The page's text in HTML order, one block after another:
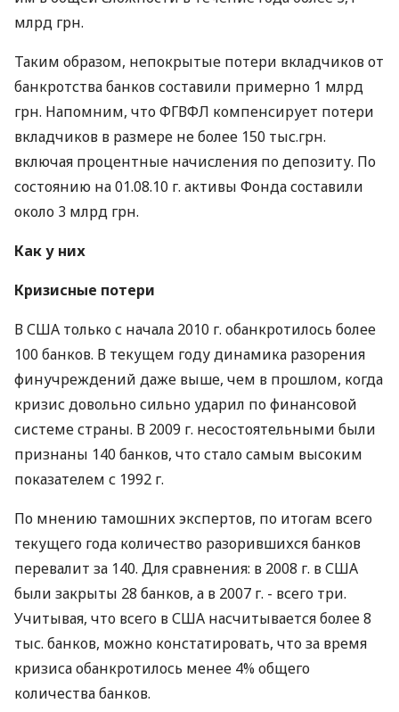
млрд грн.
Таким образом, непокрытые потери вкладчиков от
банкротства банков составили примерно 1 млрд
грн. Напомним, что ФГВФЛ компенсирует потери
вкладчиков в размере не более 150 тыс.грн.
включая процентные начисления по депозиту. По
состоянию на 01.08.10 г. активы Фонда составили
около 3 млрд грн.
Как у них
Кризисные потери
В США только с начала 2010 г. обанкротилось более
100 банков. В текущем году динамика разорения
финучреждений даже выше, чем в прошлом, когда
кризис довольно сильно ударил по финансовой
системе страны. В 2009 г. несостоятельными были
признаны 140 банков, что стало самым высоким
показателем с 1992 г.
По мнению тамошних экспертов, по итогам всего
текущего года количество разорившихся банков
перевалит за 140. Для сравнения: в 2008 г. в США
были закрыты 28 банков, а в 2007 г. - всего три.
Учитывая, что всего в США насчитывается более 8
тыс. банков, можно констатировать, что за время
кризиса обанкротилось менее 4% общего
количества банков.